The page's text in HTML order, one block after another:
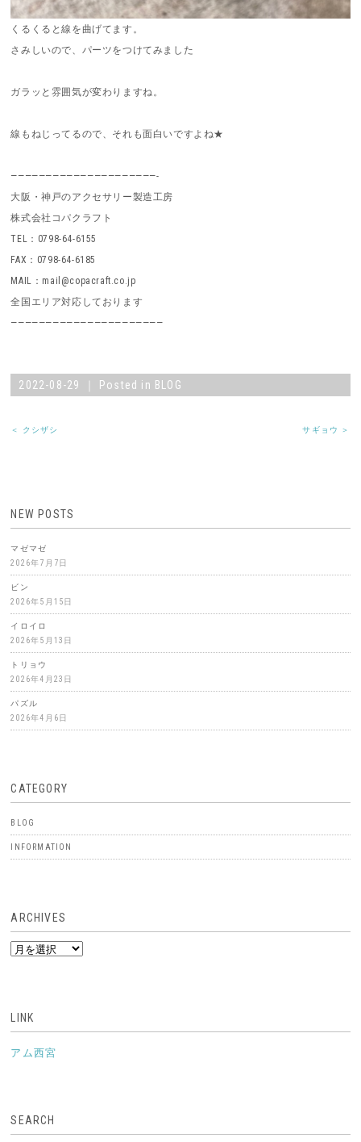
くるくると線を曲げてます。
さみしいので、パーツをつけてみました
ガラッと雰囲気が変わりますね。
線もねじってるので、それも面白いですよね★
—————————————————————-
大阪・神戸のアクセサリー製造工房
株式会社コパクラフト
TEL：0798-64-6155
FAX：0798-64-6185
MAIL：mail@copacraft.co.jp
全国エリア対応しております
——————————————————————
2022-08-29 ｜ Posted in BLOG
＜ クシザシ サギョウ ＞
NEW POSTS
マゼマゼ
2026年7月7日
ビン
2026年5月15日
イロイロ
2026年5月13日
トリョウ
2026年4月23日
パズル
2026年4月6日
CATEGORY
BLOG
INFORMATION
ARCHIVES
ARCHIVES
LINK
アム西宮
SEARCH